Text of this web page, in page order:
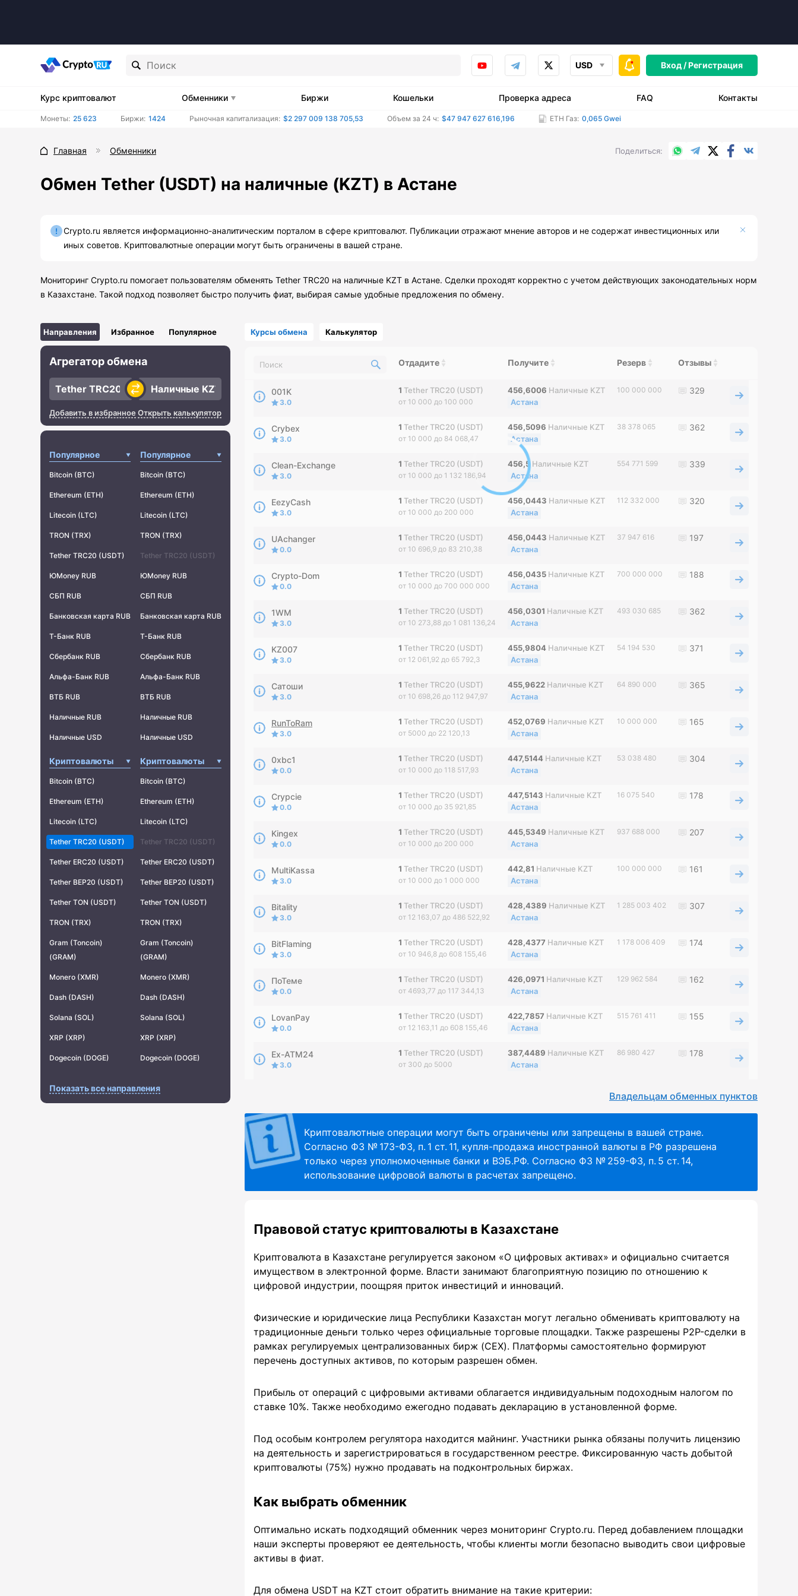
USD Вход /Регистрация
Курс криптовалют Обменники Биржи Кошельки Проверка адреса FAQ Контакты
Монеты: 25 623 Биржи: 1424 Рыночная капитализация: $2 297 009 138 705,53 Объем за 24 ч: $47 947 627 616,196 ETH Газ: 0,065 Gwei
Главная Обменники Поделиться WhatsApp
TelegramX.comFacebook
Обмен Tether (USDT) на наличные (KZT) в Астане
Crypto.ru является информационно-аналитическим порталом в сфере криптовалют. Публикации отражают мнение авторов и не содержат инвестиционных или
иных советов. Криптовалютные операции могут быть ограничены в вашей стране.
Мониторинг Crypto.ru помогает пользователям обменять Tether TRC20 на наличные KZT в Астане. Сделки проходят корректно с учетом действующих законодательных норм
в Казахстане. Такой подход позволяет быстро получить фиат, выбирая самые удобные предложения по обмену.
Направления Избранное Популярное
Агрегатор обмена
Добавить в избранное Открыть калькулятор
Популярное
Bitcoin (BTC)
Ethereum (ETH)
Litecoin (LTC)
TRON (TRX)
Tether TRC20 (USDT)
ЮMoney RUB
СБП RUB
Банковская карта RUB
Т-Банк RUB
Сбербанк RUB
Альфа-Банк RUB
ВТБ RUB
Наличные RUB
Наличные USD
Криптовалюты
Bitcoin (BTC)
Ethereum (ETH)
Litecoin (LTC)
Tether TRC20 (USDT)
Tether ERC20 (USDT)
Tether BEP20 (USDT)
Tether TON (USDT)
TRON (TRX)
Gram (Toncoin)
(GRAM)
Monero (XMR)
Dash (DASH)
Solana (SOL)
XRP (XRP)
Dogecoin (DOGE)
Популярное
Bitcoin (BTC)
Ethereum (ETH)
Litecoin (LTC)
TRON (TRX)
Tether TRC20 (USDT)
ЮMoney RUB
СБП RUB
Банковская карта RUB
Т-Банк RUB
Сбербанк RUB
Альфа-Банк RUB
ВТБ RUB
Наличные RUB
Наличные USD
Криптовалюты
Bitcoin (BTC)
Ethereum (ETH)
Litecoin (LTC)
Tether TRC20 (USDT)
Tether ERC20 (USDT)
Tether BEP20 (USDT)
Tether TON (USDT)
TRON (TRX)
Gram (Toncoin)
(GRAM)
Monero (XMR)
Dash (DASH)
Solana (SOL)
XRP (XRP)
Dogecoin (DOGE)
Показать все направления
Курсы обмена Калькулятор
Отдадите Получите Резерв Отзывы
001K
3.0
1 Tether TRC20 (USDT)
от 10 000 до 100 000
456,6006 Наличные KZT
Астана
100 000 000 329
Crybex
3.0
1 Tether TRC20 (USDT)
от 10 000 до 84 068,47
456,5096 Наличные KZT
Астана
38 378 065 362
Clean-Exchange
3.0
1 Tether TRC20 (USDT)
от 10 000 до 1 132 186,94
456,5Наличные KZT
Астана
554 771 599 339
EezyCash
3.0
1 Tether TRC20 (USDT)
от 10 000 до 200 000
456,0443 Наличные KZT
Астана
112 332 000 320
UAchanger
0.0
1 Tether TRC20 (USDT)
от 10 696,9 до 83 210,38
456,0443 Наличные KZT
Астана
37 947 616 197
Crypto-Dom
0.0
1 Tether TRC20 (USDT)
от 10 000 до 700 000 000
456,0435 Наличные KZT
Астана
700 000 000 188
1WM
3.0
1 Tether TRC20 (USDT)
от 10 273,88 до 1 081 136,24
456,0301 Наличные KZT
Астана
493 030 685 362
KZ007
3.0
1 Tether TRC20 (USDT)
от 12 061,92 до 65 792,3
455,9804 Наличные KZT
Астана
54 194 530 371
Сатоши
3.0
1 Tether TRC20 (USDT)
от 10 698,26 до 112 947,97
455,9622 Наличные KZT
Астана
64 890 000 365
RunToRam
3.0
1 Tether TRC20 (USDT)
от 5000 до 22 120,13
452,0769 Наличные KZT
Астана
10 000 000 165
0xbc1
0.0
1 Tether TRC20 (USDT)
от 10 000 до 118 517,93
447,5144 Наличные KZT
Астана
53 038 480 304
Crypcie
0.0
1 Tether TRC20 (USDT)
от 10 000 до 35 921,85
447,5143 Наличные KZT
Астана
16 075 540 178
Kingex
0.0
1 Tether TRC20 (USDT)
от 10 000 до 200 000
445,5349 Наличные KZT
Астана
937 688 000 207
MultiKassa
3.0
1 Tether TRC20 (USDT)
от 10 000 до 1 000 000
442,81 Наличные KZT
Астана
100 000 000 161
Bitality
3.0
1 Tether TRC20 (USDT)
от 12 163,07 до 486 522,92
428,4389 Наличные KZT
Астана
1 285 003 402 307
BitFlaming
3.0
1 Tether TRC20 (USDT)
от 10 946,8 до 608 155,46
428,4377 Наличные KZT
Астана
1 178 006 409 174
ПоТеме
0.0
1 Tether TRC20 (USDT)
от 4693,77 до 117 344,13
426,0971 Наличные KZT
Астана
129 962 584 162
LovanPay
0.0
1 Tether TRC20 (USDT)
от 12 163,11 до 608 155,46
422,7857 Наличные KZT
Астана
515 761 411 155
Ex-ATM24
3.0
1 Tether TRC20 (USDT)
от 300 до 5000
387,4489 Наличные KZT
Астана
86 980 427 178
Владельцам обменных пунктов
Криптовалютные операции могут быть ограничены или запрещены в вашей стране.
Согласно ФЗ № 173-ФЗ, п. 1 ст. 11, купля-продажа иностранной валюты в РФ разрешена
только через уполномоченные банки и ВЭБ.РФ. Согласно ФЗ № 259-ФЗ, п. 5 ст. 14,
использование цифровой валюты в расчетах запрещено.
Правовой статус криптовалюты в Казахстане
Криптовалюта в Казахстане регулируется законом «О цифровых активах» и официально считается
имуществом в электронной форме. Власти занимают благоприятную позицию по отношению к
цифровой индустрии, поощряя приток инвестиций и инноваций.
Физические и юридические лица Республики Казахстан могут легально обменивать криптовалюту на
традиционные деньги только через официальные торговые площадки. Также разрешены P2P-сделки в
рамках регулируемых централизованных бирж (CEX). Платформы самостоятельно формируют
перечень доступных активов, по которым разрешен обмен.
Прибыль от операций с цифровыми активами облагается индивидуальным подоходным налогом по
ставке 10%. Также необходимо ежегодно подавать декларацию в установленной форме.
Под особым контролем регулятора находится майнинг. Участники рынка обязаны получить лицензию
на деятельность и зарегистрироваться в государственном реестре. Фиксированную часть добытой
криптовалюты (75%) нужно продавать на подконтрольных биржах.
Как выбрать обменник
Оптимально искать подходящий обменник через мониторинг Crypto.ru. Перед добавлением площадки
наши эксперты проверяют ее деятельность, чтобы клиенты могли безопасно выводить свои цифровые
активы в фиат.
Для обмена USDT на KZT стоит обратить внимание на такие критерии: